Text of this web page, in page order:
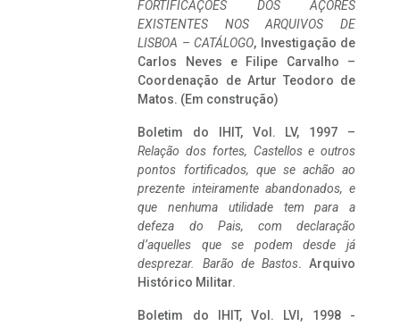
FORTIFICAÇÕES DOS AÇORES
EXISTENTES NOS ARQUIVOS DE
LISBOA – CATÁLOGO, Investigação de
Carlos Neves e Filipe Carvalho –
Coordenação de Artur Teodoro de
Matos. (Em construção)
Boletim do IHIT, Vol. LV, 1997 –
Relação dos fortes, Castellos e outros
pontos fortificados, que se achão ao
prezente inteiramente abandonados, e
que nenhuma utilidade tem para a
defeza do Pais, com declaração
d’aquelles que se podem desde já
desprezar. Barão de Bastos. Arquivo
Histórico Militar.
Boletim do IHIT, Vol. LVI, 1998 -